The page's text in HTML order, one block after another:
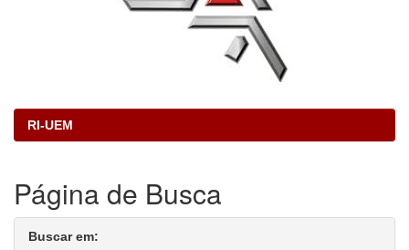
RI-UEM
Página de Busca
Buscar em: